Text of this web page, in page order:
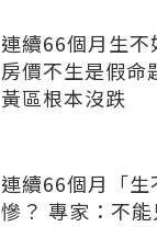
連續66個月生
房價不生是假命
黃區根本沒跌
連續66個月「
慘？ 專家：不